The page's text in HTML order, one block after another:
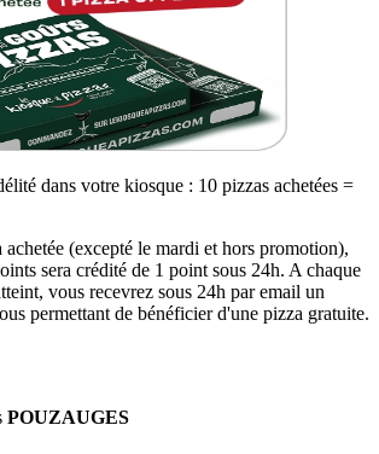
dans votre kiosque : 10 pizzas achetées =
(excepté le mardi et hors promotion),
sera crédité de 1 point sous 24h. A chaque
vous recevrez sous 24h par email un
permettant de bénéficier d'une pizza gratuite.
POUZAUGES